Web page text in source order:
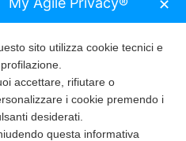
L’India invece non so…non✕
sito utilizza cookie tecnici e
accettare, rifiutare o
i cookie premendo i
desiderati.
questa informativa